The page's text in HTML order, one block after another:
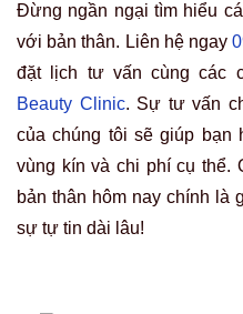
Đừng ngần ngại tìm hiểu
với bản thân. Liên hệ ngay
đặt lịch tư vấn cùng các
Beauty Clinic. Sự tư vấn
của chúng tôi sẽ giúp bạn
vùng kín và chi phí cụ thể.
bản thân hôm nay chính là
sự tự tin dài lâu!